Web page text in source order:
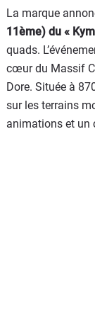
La marque
11ème) du «
quads.
cœur du Massif
Dore. Située à
sur les terrains
animations et un